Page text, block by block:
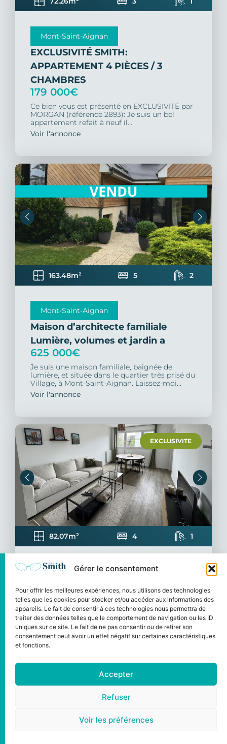
Gérer le consentement
Pour offrir les meilleures expériences, nous utilisons des technologies
telles que les cookies pour stocker et/ou accéder aux informations des
appareils. Le fait de consentir à ces technologies nous permettra de
traiter des données telles que le comportement de navigation ou les ID
uniques sur ce site. Le fait de ne pas consentir ou de retirer son
consentement peut avoir un effet négatif sur certaines caractéristiques
et fonctions.
Accepter
Refuser
Voir les préférences
Mont-Saint-Aignan
EXCLUSIVITÉ SMITH:
APPARTEMENT 4 PIÈCES / 3
CHAMBRES
179 000€
Ce bien vous est présenté en EXCLUSIVITÉ par
MORGAN (référence 2893): Je suis un bel
appartement refait à neuf il...
Voir l'annonce
163.48m² 5 2
Mont-Saint-Aignan
Maison d’architecte familiale
Lumière, volumes et jardin a
625 000€
Je suis une maison familiale, baignée de
lumière, et située dans le quartier très prisé du
Village, à Mont-Saint-Aignan. Laissez-moi...
Voir l'annonce
EXCLUSIVITE
82.07m² 4 1
Mont-Saint-Aignan
EXCLUSIVITÉ SMITH :
APPARTEMENT COLOCATION – 3
CHAMBRES
400€/mois
Ce bien locatif vous est présenté en
EXCLUSIVITÉ par AXELLE ( référence 47 ) :
d'environ 85...
EXCLUSIVITE